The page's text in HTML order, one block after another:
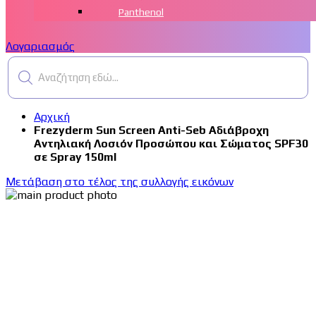
Panthenol
Λογαριασμός
Αναζήτηση εδώ...
Αρχική
Frezyderm Sun Screen Anti-Seb Αδιάβροχη
Αντηλιακή Λοσιόν Προσώπου και Σώματος SPF30
σε Spray 150ml
Μετάβαση στο τέλος της συλλογής εικόνων